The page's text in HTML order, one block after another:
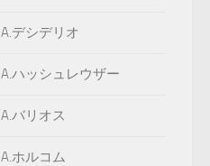
A.デシデリオ
A.ハッシュレウザー
A.バリオス
A.ホルコム